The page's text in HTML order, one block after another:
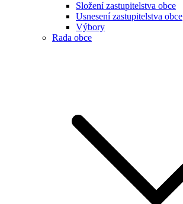
Složení zastupitelstva obce
Usnesení zastupitelstva obce
Výbory
Rada obce